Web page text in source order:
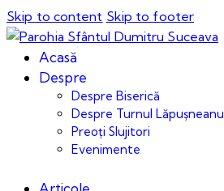
Skip to content Skip to footer
Acasă
Despre
Despre Biserică
Despre Turnul Lăpușneanu
Preoți Slujitori
Evenimente